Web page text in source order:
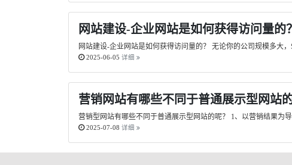
网站建设-企业网站是如何获得访问量的？
网站建设-企业网站是如何获得访问量的？ 无论你的公司规模多大
2025-06-05 详细
营销网站有哪些不同于普通展示型网站
营销型网站有哪些不同于普通展示型网站的呢？ 1、以营销结果为
2025-07-08 详细